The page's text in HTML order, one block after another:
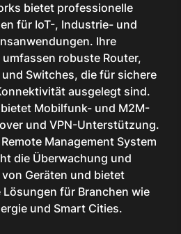
bietet professionelle
für IoT-, Industrie- und
Ihre
robuste Router,
Switches, die für sichere
ausgelegt sind.
Mobilfunk- und M2M-
und VPN-Unterstützung.
Management System
die Überwachung und
Geräten und bietet
für Branchen wie
und Smart Cities.